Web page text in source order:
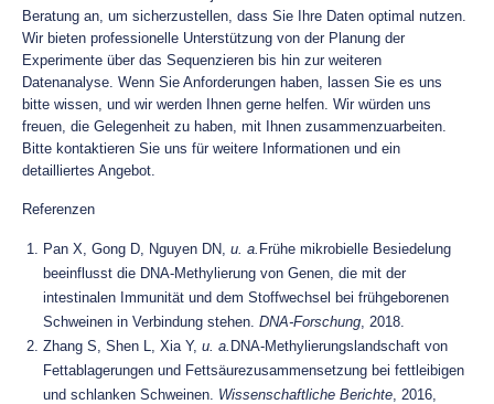
Beratung an, um sicherzustellen, dass Sie Ihre Daten optimal nutzen.
Wir bieten professionelle Unterstützung von der Planung der
Experimente über das Sequenzieren bis hin zur weiteren
Datenanalyse. Wenn Sie Anforderungen haben, lassen Sie es uns
bitte wissen, und wir werden Ihnen gerne helfen. Wir würden uns
freuen, die Gelegenheit zu haben, mit Ihnen zusammenzuarbeiten.
Bitte kontaktieren Sie uns für weitere Informationen und ein
detailliertes Angebot.
Referenzen
Pan X, Gong D, Nguyen DN, u. a. Frühe mikrobielle Besiedelung
beeinflusst die DNA-Methylierung von Genen, die mit der
intestinalen Immunität und dem Stoffwechsel bei frühgeborenen
Schweinen in Verbindung stehen. DNA-Forschung, 2018.
Zhang S, Shen L, Xia Y, u. a. DNA-Methylierungslandschaft von
Fettablagerungen und Fettsäurezusammensetzung bei fettleibigen
und schlanken Schweinen. Wissenschaftliche Berichte, 2016,